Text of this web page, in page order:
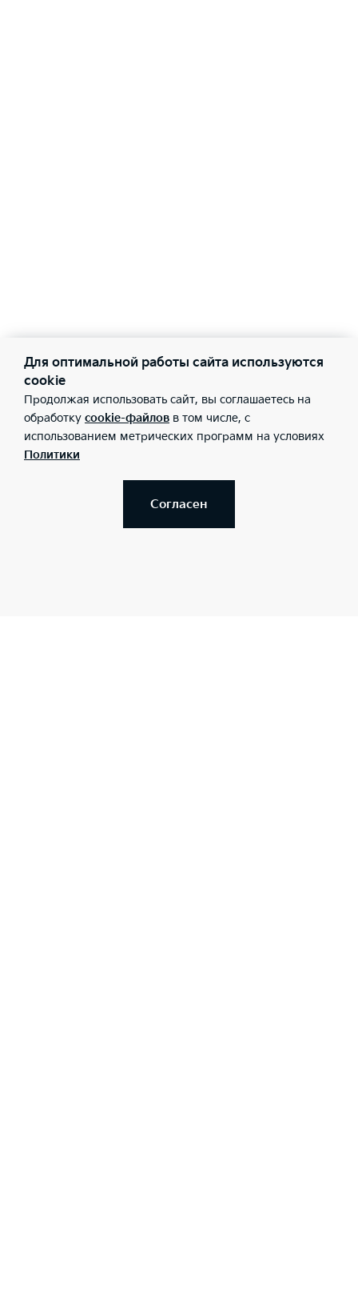
Для оптимальной работы сайта используются
cookie
Продолжая использовать сайт, вы соглашаетесь на
обработку cookie-файлов в том числе, с
использованием метрических программ на условиях
Политики
Согласен